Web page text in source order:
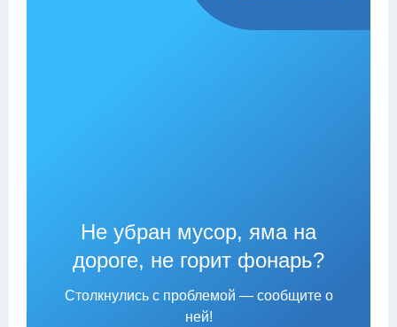
Не убран мусор, яма на
дороге, не горит фонарь?
Столкнулись с проблемой — сообщите о
ней!